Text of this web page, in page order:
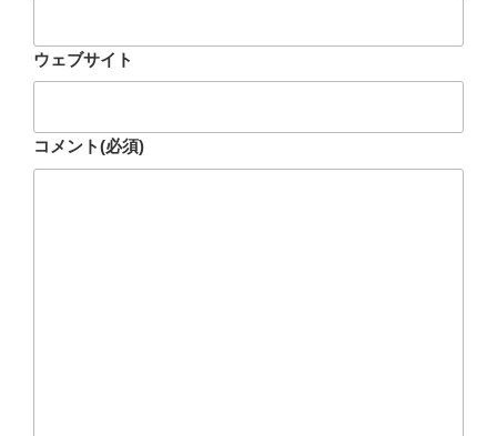
ウェブサイト
コメント(必須)